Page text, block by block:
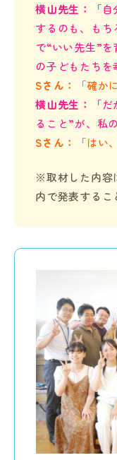
横山先生：
「
するのも、も
で“いい先生”
の子どもたちを
Sさん：
「確か
横山先生：
「
ること”が、私
Sさん：
「はい
※取材した内容
内で発表するこ